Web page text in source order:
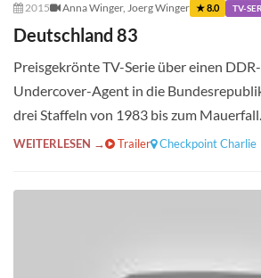
2015 Anna Winger, Joerg Winger ★ 8.0 TV-
Deutschland 83
Preisgekrönte TV-Serie über einen
Undercover-Agent in die
drei Staffeln von 1983 bis zum Mauerfall.
WEITERLESEN → Trailer Checkpoint Charlie